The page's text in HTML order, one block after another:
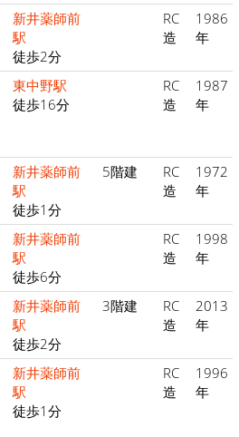
新井薬師前
駅
徒歩2分
RC
造
1986
年
東中野駅
徒歩16分
RC
造
1987
年
新井薬師前
駅
徒歩1分
5階建
RC
造
1972
年
新井薬師前
駅
徒歩6分
RC
造
1998
年
新井薬師前
駅
徒歩2分
3階建
RC
造
2013
年
新井薬師前
駅
徒歩1分
RC
造
1996
年